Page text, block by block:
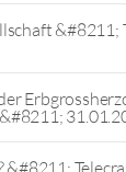
&#8211;
&#8211;